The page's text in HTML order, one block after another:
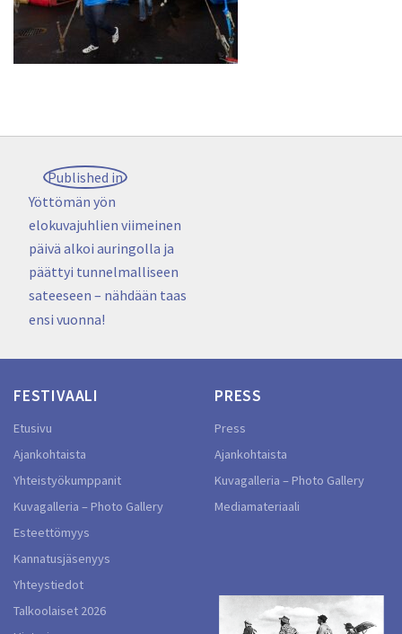
Artikkelien
selaus
Published in
Yöttömän yön
elokuvajuhlien viimeinen
päivä alkoi auringolla ja
päättyi tunnelmalliseen
sateeseen – nähdään taas
ensi vuonna!
FESTIVAALI
Etusivu
Ajankohtaista
Yhteistyökumppanit
Kuvagalleria – Photo Gallery
Esteettömyys
Kannatusjäsenyys
Yhteystiedot
Talkoolaiset 2026
PRESS
Press
Ajankohtaista
Kuvagalleria – Photo Gallery
Mediamateriaali